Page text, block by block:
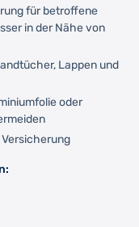
für betroffene
in der Nähe von
Lappen und
oder